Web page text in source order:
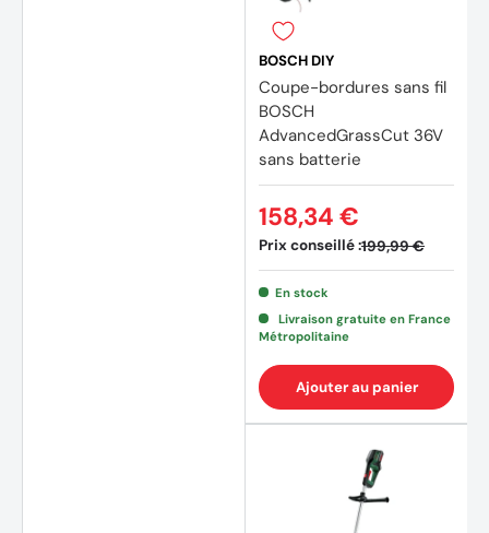
BOSCH DIY
Coupe-bordures sans fil
BOSCH
AdvancedGrassCut 36V
sans batterie
Prix conseillé :199,99 €
158,34 €
En stock
Livraison gratuite en France
Métropolitaine
Ajouter au panier